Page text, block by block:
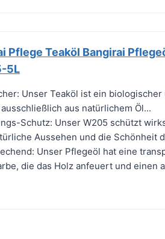
Pflege Teaköl Bangirai
5L
Unser Teaköl ist ein
aus natürlichem Öl...
Schutz: Unser W205 schützt
Aussehen und die Schönheit
Unser Pflegeöl hat eine
die das Holz anfeuert und einen